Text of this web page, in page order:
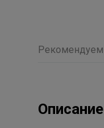
Рекомендуем
Описание